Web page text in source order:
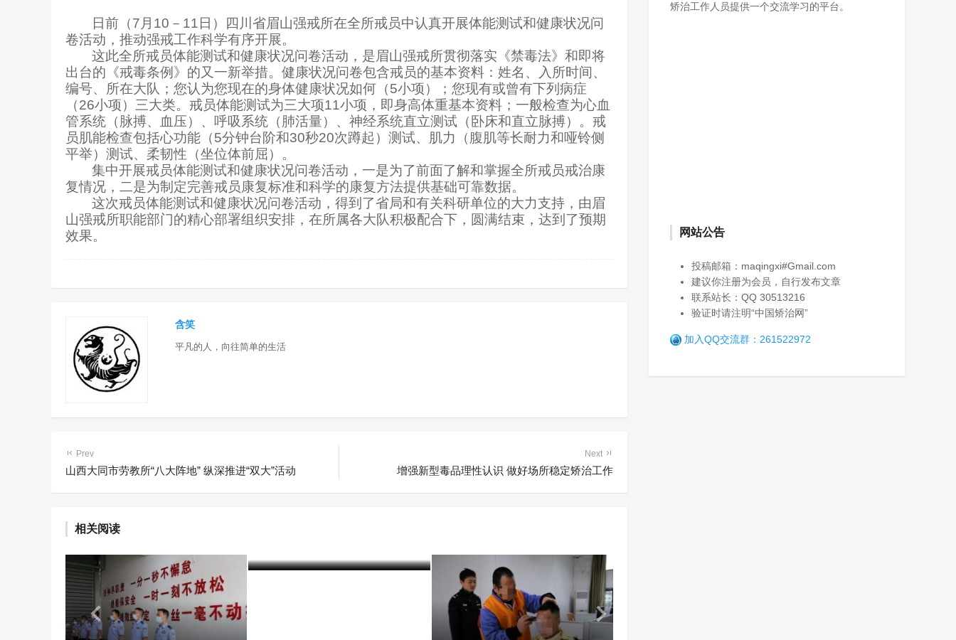
日前（7 月 10 － 11 日）四川省眉山强戒所在全所戒员中认真开展体能测试和健康状况问
卷活动，推动强戒工作科学有序开展。
这此全所戒员体能测试和健康状况问卷活动，是眉山强戒所贯彻落实《禁毒法》和即将
出台的《戒毒条例》的又一新举措。健康状况问卷包含戒员的基本资料：姓名、入所时间、
编号、所在大队；您认为您现在的身体健康状况如何（5小项）；您现有或曾有下列病症
（26小项）三大类。戒员体能测试为三大项11小项，即身高体重基本资料；一般检查为心血
管系统（脉搏、血压）、呼吸系统（肺活量）、神经系统直立测试（卧床和直立脉搏）。戒
员肌能检查包括心功能（5分钟台阶和30秒20次蹲起）测试、肌力（腹肌等长耐力和哑铃侧
平举）测试、柔韧性（坐位体前屈）。
集中开展戒员体能测试和健康状况问卷活动，一是为了前面了解和掌握全所戒员戒治康
复情况，二是为制定完善戒员康复标准和科学的康复方法提供基础可靠数据。
这次戒员体能测试和健康状况问卷活动，得到了省局和有关科研单位的大力支持，由眉
山强戒所职能部门的精心部署组织安排，在所属各大队积极配合下，圆满结束，达到了预期
效果。
含笑
平凡的人，向往简单的生活
Prev
山西大同市劳教所“八大阵地” 纵深推进“双大”活动
Next
增强新型毒品理性认识 做好场所稳定矫治工作
相关阅读
矫治工作人员提供一个交流学习的平台。
网站公告
投稿邮箱：maqingxi#Gmail.com
建议你注册为会员，自行发布文章
联系站长：QQ 30513216
验证时请注明“中国矫治网”
加入QQ交流群：261522972